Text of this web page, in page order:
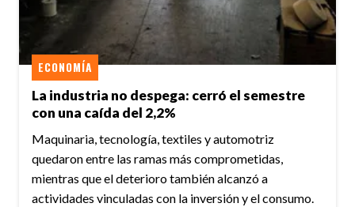
La industria no despega: cerró el semestre
con una caída del 2,2%
ECONOMÍA
Maquinaria, tecnología, textiles y automotriz
quedaron entre las ramas más comprometidas,
mientras que el deterioro también alcanzó a
actividades vinculadas con la inversión y el consumo.